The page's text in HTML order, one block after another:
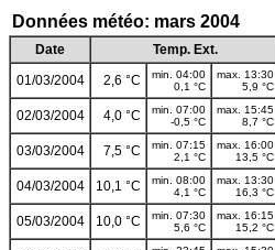
Données météo: mars 2004
Date Temp. Ext.
01/03/2004
2,6 °C
min. 04:00
0,1 °C
max. 13:30
5,9 °C
02/03/2004 4,0 °C
min. 07:00
-0,5 °C
max. 15:45
8,7 °C
03/03/2004 7,5 °C
min. 07:15
2,1 °C
max. 16:00
13,5 °C
04/03/2004 10,1 °C
min. 08:00
4,1 °C
max. 13:30
16,3 °C
05/03/2004 10,0 °C
min. 07:30
5,6 °C
max. 16:15
15,2 °C